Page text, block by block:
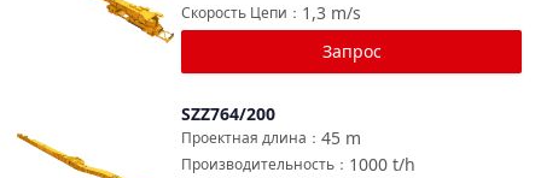
1,3 m/s
Скорость Цепи ：
Запрос
SZZ764/200
45 m
Проектная длина ：
1000 t/h
Производительность ：